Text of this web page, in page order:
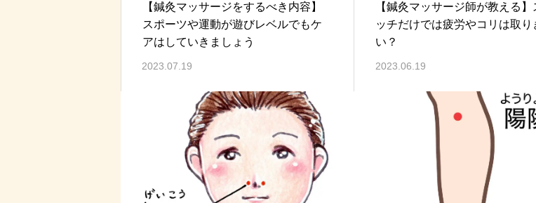
【鍼灸マッサージをするべき内容】
スポーツや運動が遊びレベルでもケ
アはしていきましょう
2023.07.19
【鍼灸マッサージ師が教える】
ッチだけでは疲労やコリは取り
い？
2023.06.19